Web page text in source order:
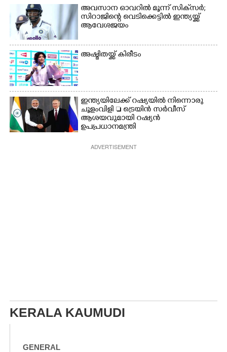
അവസാന ഓവറിൽ മൂന്ന് സിക്‌സർ;
സിറാജിന്റെ വെടിക്കെട്ടിൽ ഇന്ത്യയ്ക്ക്
ആവേശജയം
അഷ്മിതയ്ക്ക് കിരീടം
ഇന്ത്യയിലേക്ക് റഷ്യയിൽ നിന്നൊരു
ചൂളംവിളി  ട്രെയിൻ സർവീസ്
ആശയവുമായി റഷ്യൻ
ഉപപ്രധാനമന്ത്രി
ADVERTISEMENT
KERALA KAUMUDI
GENERAL